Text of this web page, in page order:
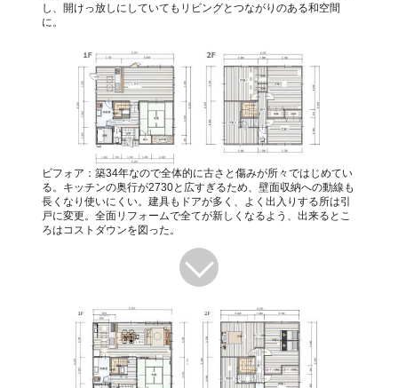
し、開けっ放しにしていてもリビングとつながりのある和空間
に。
ビフォア：築34年なので全体的に古さと傷みが所々ではじめてい
る。キッチンの奥行が2730と広すぎるため、壁面収納への動線も
長くなり使いにくい。建具もドアが多く、よく出入りする所は引
戸に変更。全面リフォームで全てが新しくなるよう、出来るとこ
ろはコストダウンを図った。